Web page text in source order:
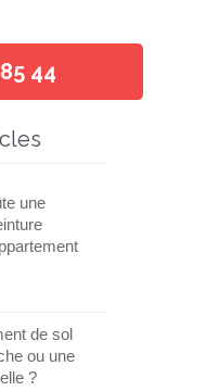
44
une
de sol
ou une
?